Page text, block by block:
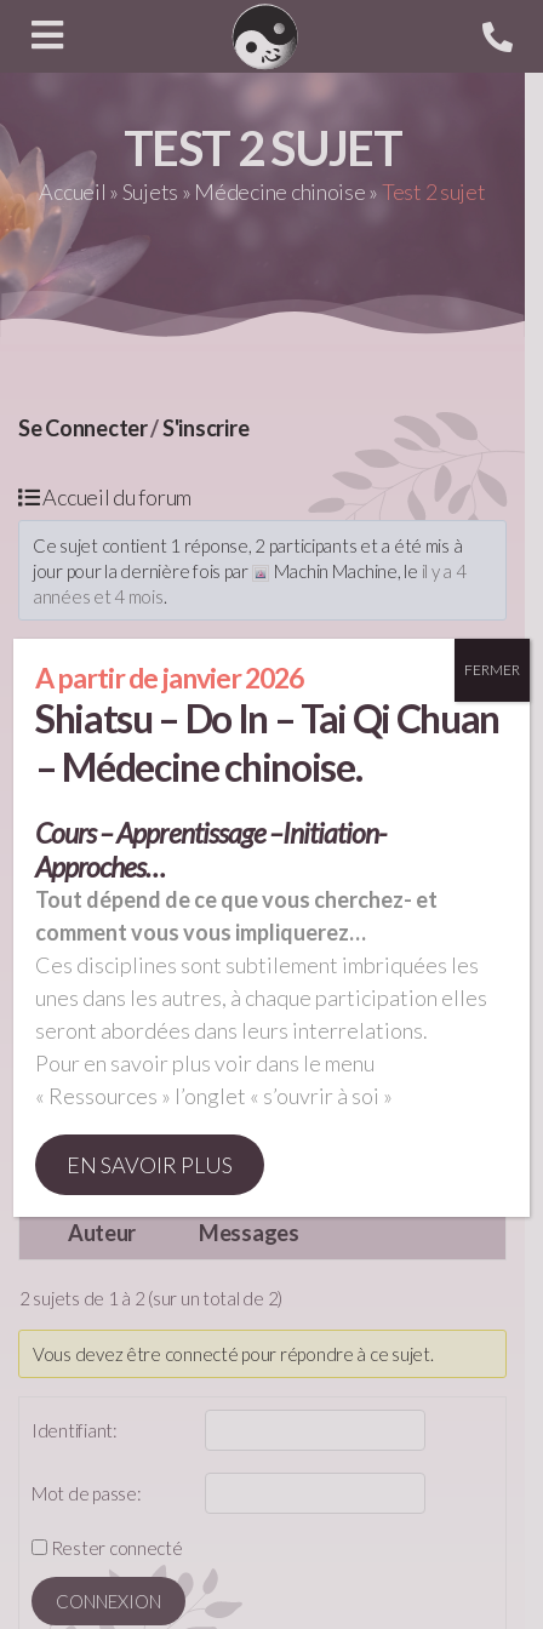
TEST 2 SUJET
Accueil »Sujets » Médecine chinoise»Test 2 sujet
Se Connecter/S'inscrire
Accueil du forum
Ce sujet contient 1 réponse, 2 participants et a été mis à
jour pour la dernière fois par
Machin Machine, le il y a 4
années et 4 mois
Auteur Messages
23 mars 2022 à 23h21
machintest
test test
30 mars 2022 à 11h58 #638
Machin Machine
Maître des clés
réponse test
Auteur Messages
2 sujets de 1 à 2 (sur un total de 2)
Vous devez être connecté pour répondre à ce sujet.
Identifiant:
Mot de passe:
Rester connecté
CONNEXION
A partir de janvier 2026
Shiatsu – Do In – Tai Qi Chuan
– Médecine chinoise.
Cours – Apprentissage –Initiation-
Approches…
Tout dépend de ce que vous cherchez- et
comment vous vous impliquerez…
Ces disciplines sont subtilement imbriquées les
unes dans les autres, à chaque participation elles
seront abordées dans leurs interrelations.
Pour en savoir plus voir dans le menu
« Ressources » l’onglet « s’ouvrir à soi »
EN SAVOIR PLUS
FERMER